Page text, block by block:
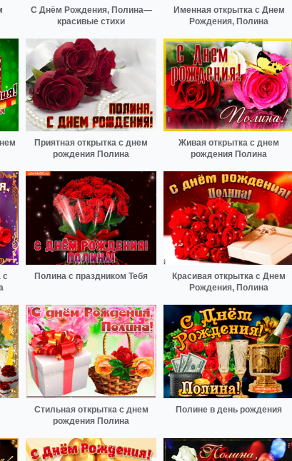
С Днём Рождения, Полина—
красивые стихи
Именная открытка с Днем
Рождения, Полина
Приятная открытка с днем
рождения Полина
Живая открытка с днем
рождения Полина
с
Полина с праздником Тебя
Красивая открытка с Днем
Рождения, Полина
Стильная открытка с днем
рождения Полина
Полине в день рождения